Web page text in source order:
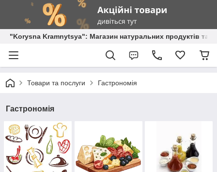
"Korysna Kramnytsya": Магазин натуральних продуктів та
Товари та послуги Гастрономія
Гастрономія